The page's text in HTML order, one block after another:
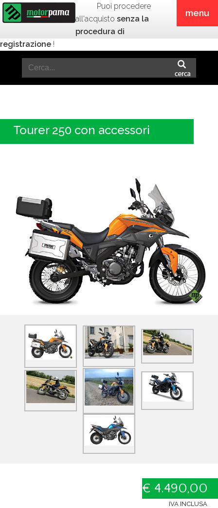
menu
Puoi procedere
all'acquisto senza la
procedura di
registrazione !
Tourer 250 con accessori
€ 4.490,00
IVA INCLUSA